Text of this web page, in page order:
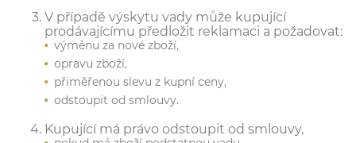
V případě výskytu vady může kupující
prodávajícímu předložit reklamaci a požadovat:
výměnu za nové zboží,
opravu zboží,
přiměřenou slevu z kupní ceny,
odstoupit od smlouvy.
Kupující má právo odstoupit od smlouvy,